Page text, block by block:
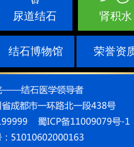
尿道结石 肾积水
结石博物馆 荣誉资